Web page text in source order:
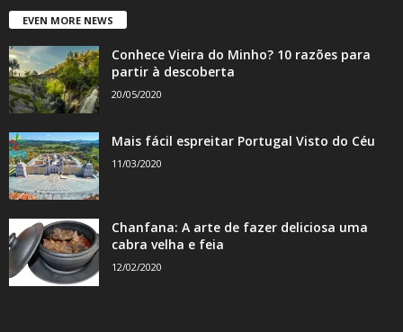
EVEN MORE NEWS
Conhece Vieira do Minho? 10 razões para
partir à descoberta
20/05/2020
Mais fácil espreitar Portugal Visto do Céu
11/03/2020
Chanfana: A arte de fazer deliciosa uma
cabra velha e feia
12/02/2020